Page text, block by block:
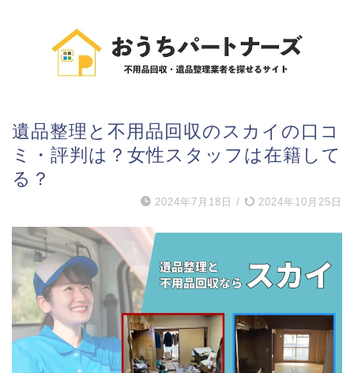
遺品整理と不用品回収のスカイの口コ
ミ・評判は？女性スタッフは在籍して
る？
2024年7月18日 / 2024年10月25日